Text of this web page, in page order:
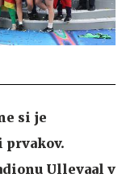
si je
Ullevaal v